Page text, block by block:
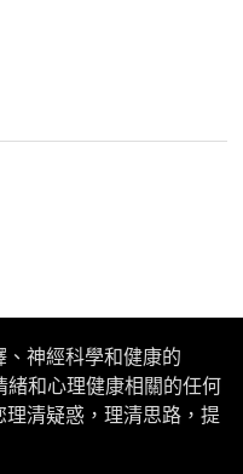
神經科學和健康的
和心理健康相關的任何
清疑惑，理清思路，提